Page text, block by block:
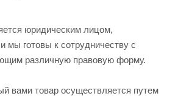
юридическим лицом,
готовы к сотрудничеству с
различную правовую форму.
вами товар осуществляется путем